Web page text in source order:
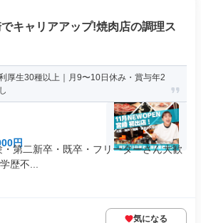
キャリアアップ!焼肉店の調理ス
厚生30種以上｜月9〜10日休み・賞与年2
円
第二新卒・既卒・フリーターさん大歓
歴不...
気になる